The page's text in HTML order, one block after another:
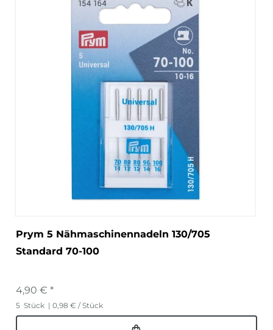
Prym 5 Nähmaschinennadeln 130/705
Standard 70-100
4,90 € *
5 Stück | 0,98 € / Stück